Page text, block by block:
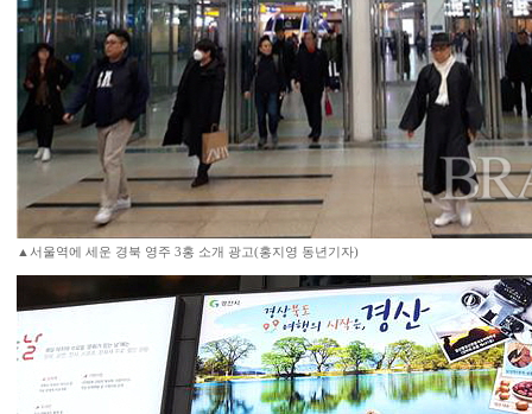
▲서울역에 세운 경북 영주 3홍 소개 광고(홍지영 동년기자)